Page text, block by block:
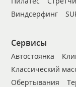
Виндсерфинг
Сервисы
Автостоянка
Классический
Обертывания